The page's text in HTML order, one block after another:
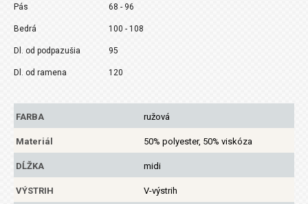
Pás 68 - 96
Bedrá 100 - 108
Dl. od podpazušia 95
Dl. od ramena 120
FARBA ružová
Materiál 50% polyester, 50% viskóza
DĹŽKA midi
VÝSTRIH V-výstrih